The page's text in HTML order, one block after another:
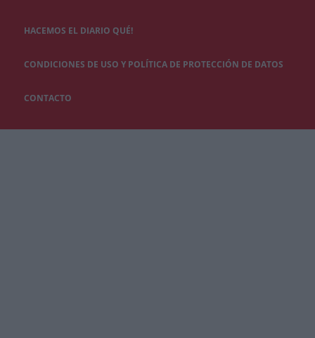
HACEMOS EL DIARIO QUÉ!
CONDICIONES DE USO Y POLÍTICA DE PROTECCIÓN DE DATOS
CONTACTO